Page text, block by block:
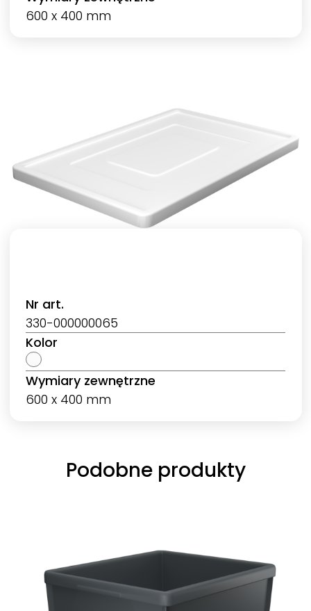
600 x 400 mm
Nr art.
330-000000065
Kolor
Wymiary zewnętrzne
600 x 400 mm
Podobne produkty